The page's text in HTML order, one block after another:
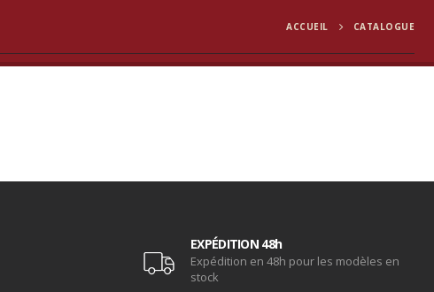
ACCUEIL CATALOGUE
EXPÉDITION 48h
Expédition en 48h pour les modèles en
stock